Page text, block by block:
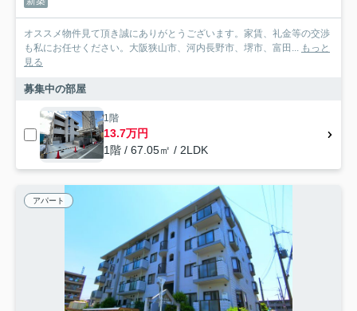
オススメ物件見て頂き誠にありがとうございます。家賃、礼金等の交渉
も私にお任せください。大阪狭山市、河内長野市、堺市、富田... もっと
見る
募集中の部屋
1階
13.7万円
1階 / 67.05㎡ / 2LDK
アパート